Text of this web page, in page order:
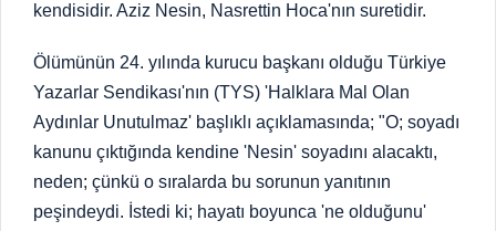
kendisidir. Aziz Nesin, Nasrettin Hoca'nın suretidir.
Ölümünün 24. yılında kurucu başkanı olduğu Türkiye
Yazarlar Sendikası'nın (TYS) 'Halklara Mal Olan
Aydınlar Unutulmaz' başlıklı açıklamasında; "O; soyadı
kanunu çıktığında kendine 'Nesin' soyadını alacaktı,
neden; çünkü o sıralarda bu sorunun yanıtının
peşindeydi. İstedi ki; hayatı boyunca 'ne olduğunu'